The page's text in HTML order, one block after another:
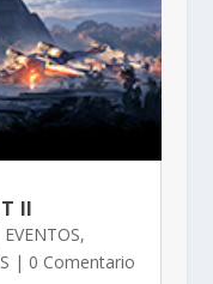
II
EVENTOS,
| 0 Comentario